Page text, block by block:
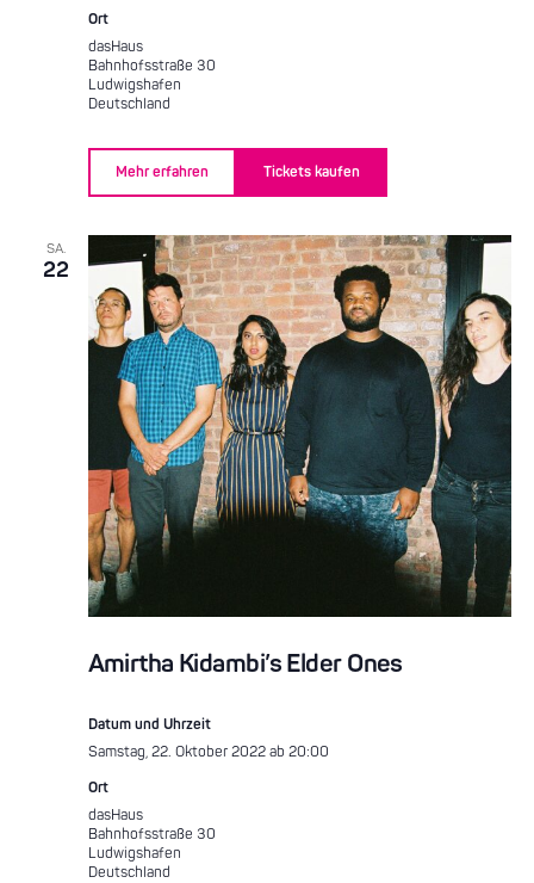
Ort
dasHaus
Bahnhofsstraße 30
Ludwigshafen
Deutschland
Mehr erfahren Tickets kaufen
SA.
22
Amirtha Kidambi’s Elder Ones
Datum und Uhrzeit
Samstag, 22. Oktober 2022 ab 20:00
Ort
dasHaus
Bahnhofsstraße 30
Ludwigshafen
Deutschland